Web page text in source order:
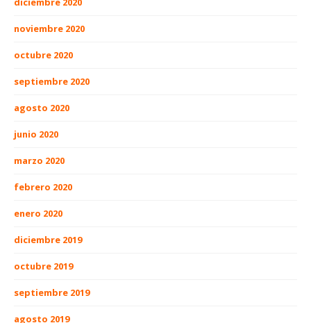
noviembre 2020
octubre 2020
septiembre 2020
agosto 2020
junio 2020
marzo 2020
febrero 2020
enero 2020
diciembre 2019
octubre 2019
septiembre 2019
agosto 2019